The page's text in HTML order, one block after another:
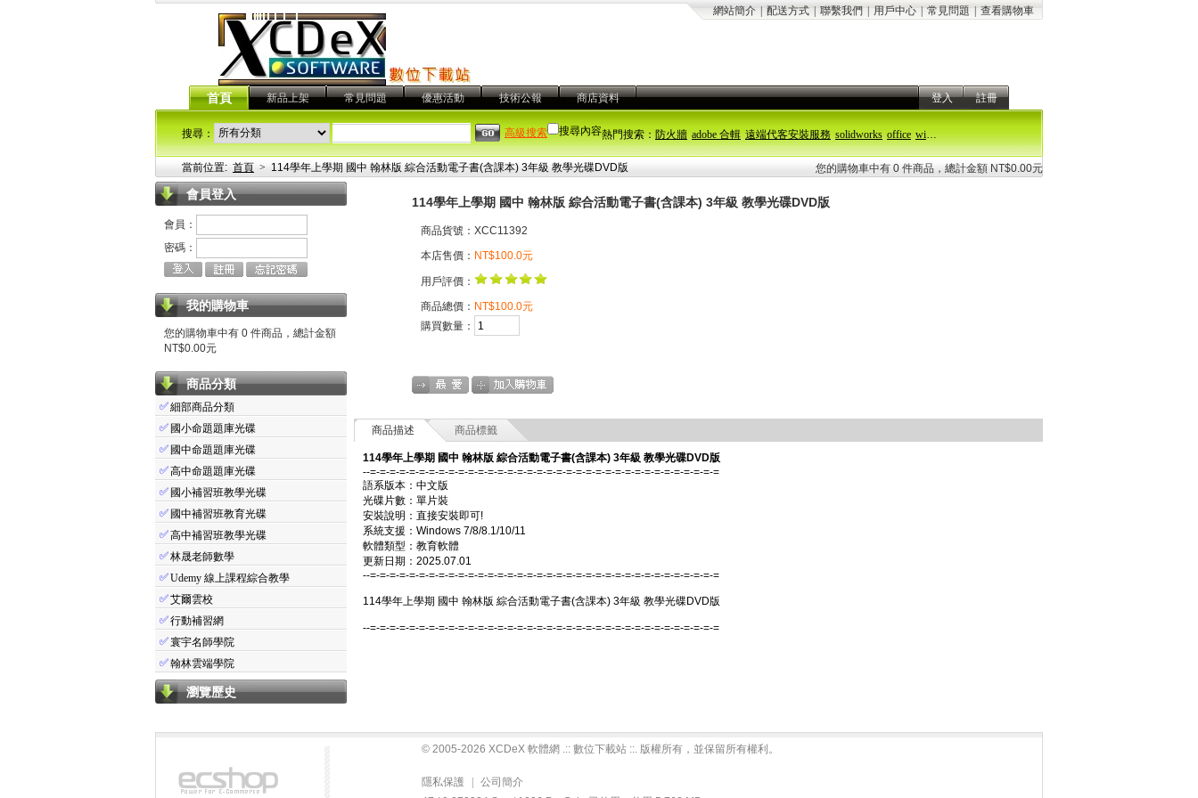
網站簡介 配送方式 聯繫我們 用戶中心 常見問題 查看購物車
首頁 新品上架 常見問題 優惠活動 技術公報 商店資料 登入 註冊
熱門搜索：防火牆 adobe 合輯 遠端代客安裝服務 solidworks office windows 11
搜尋： 搜尋內容
高級搜索
當前位置: 首頁 > 114學年上學期 國中 翰林版 綜合活動電子書(含課本) 3年級 教學光碟DVD版 您的購物車中有 0 件商品，總計金額 NT$0.00元
會員登入
會員：
密碼：
我的購物車
您的購物車中有 0 件商品，總計金額
NT$0.00元
商品分類
✅細部商品分類
✅ 國小命題題庫光碟
✅ 國中命題題庫光碟
✅高中命題題庫光碟
✅ 國小補習班教學光碟
✅ 國中補習班教育光碟
✅高中補習班教學光碟
✅林晟老師數學
✅Udemy 線上課程綜合教學
✅艾爾雲校
✅行動補習網
✅寰宇名師學院
✅翰林雲端學院
瀏覽歷史
114學年上學期 國中 翰林版 綜合活動電子書(含課本) 3年級 教學光碟DVD版
商品貨號：XCC11392
本店售價： NT$100.0元
用戶評價：
商品總價： NT$100.0元
購買數量：
商品描述 商品標籤
114學年上學期 國中 翰林版 綜合活動電子書(含課本) 3年級 教學光碟DVD版
--=-=-=-=-=-=-=-=-=-=-=-=-=-=-=-=-=-=-=-=-=-=-=-=-=-=-=-=-=-=-=-=-=-=-=-=
語系版本：中文版
光碟片數：單片裝
安裝說明：直接安裝即可!
系統支援：Windows 7/8/8.1/10/11
軟體類型：教育軟體
更新日期：2025.07.01
--=-=-=-=-=-=-=-=-=-=-=-=-=-=-=-=-=-=-=-=-=-=-=-=-=-=-=-=-=-=-=-=-=-=-=-=
114學年上學期 國中 翰林版 綜合活動電子書(含課本) 3年級 教學光碟DVD版
--=-=-=-=-=-=-=-=-=-=-=-=-=-=-=-=-=-=-=-=-=-=-=-=-=-=-=-=-=-=-=-=-=-=-=-=
© 2005-2026 XCDeX 軟體網 .:: 數位下載站 ::. 版權所有，並保留所有權利。
隱私保護
公司簡介